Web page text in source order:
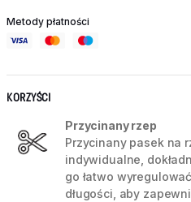
Metody płatności
KORZYŚCI
Przycinany rzep
Przycinany pasek na
indywidualne,
go łatwo
długości, aby